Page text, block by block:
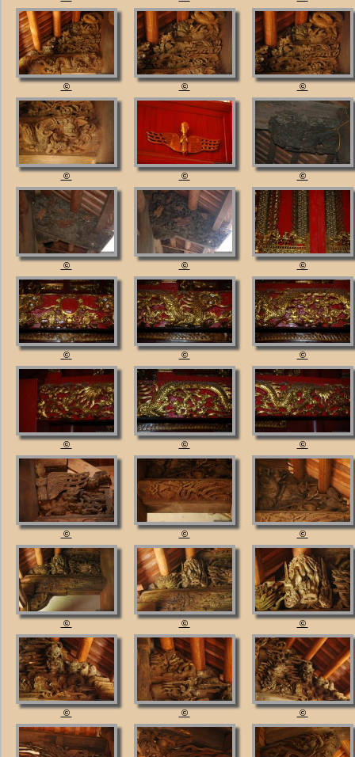
© © ©
© © ©
© © ©
© © ©
© © ©
© © ©
© © ©
© © ©